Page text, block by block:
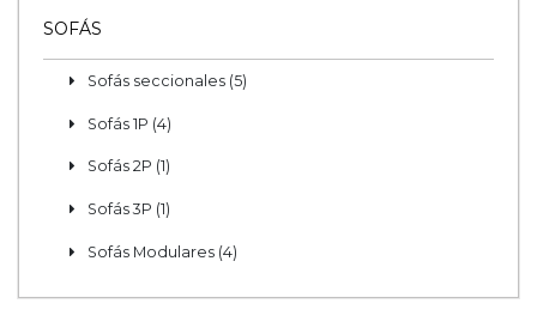
SOFÁS
Sofás seccionales (5)
Sofás 1P (4)
Sofás 2P (1)
Sofás 3P (1)
Sofás Modulares (4)